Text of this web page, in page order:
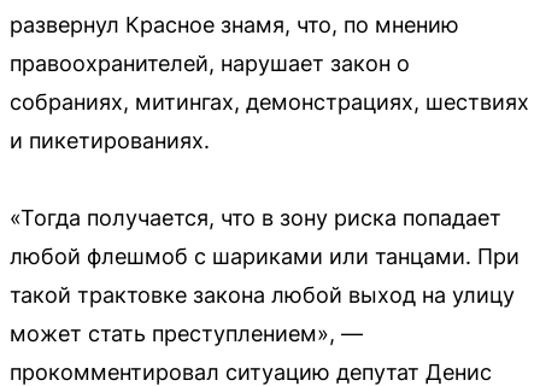
развернул Красное знамя, что, по мнению
правоохранителей, нарушает закон о
собраниях, митингах, демонстрациях, шествиях
и пикетированиях.
«Тогда получается, что в зону риска попадает
любой флешмоб с шариками или танцами. При
такой трактовке закона любой выход на улицу
может стать преступлением», —
прокомментировал ситуацию депутат Денис